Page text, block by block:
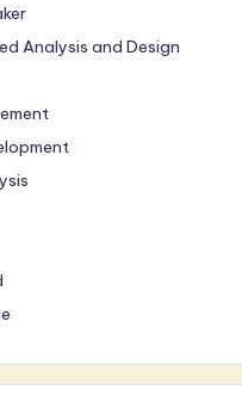
Analysis and Design